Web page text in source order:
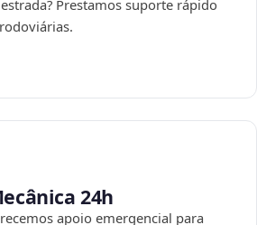
Prestamos suporte rápido
24h
apoio emergencial para